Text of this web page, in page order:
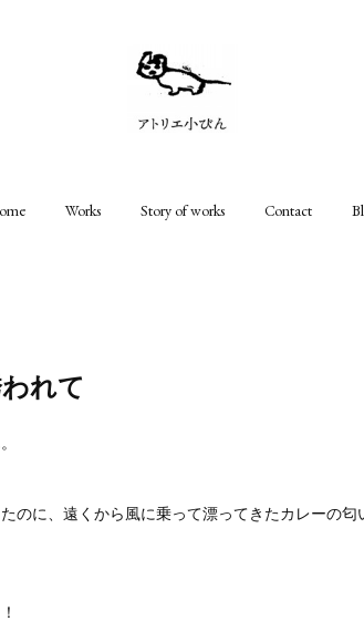
Works Story of works Contact
れて
のに、遠くから風に乗って漂ってきたカレーの